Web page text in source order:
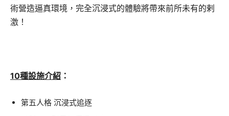
術營造逼真環境，完全沉浸式的體驗將帶來前所未有的剌
激！
10種設施介紹 ：
第五人格 沉浸式追逐